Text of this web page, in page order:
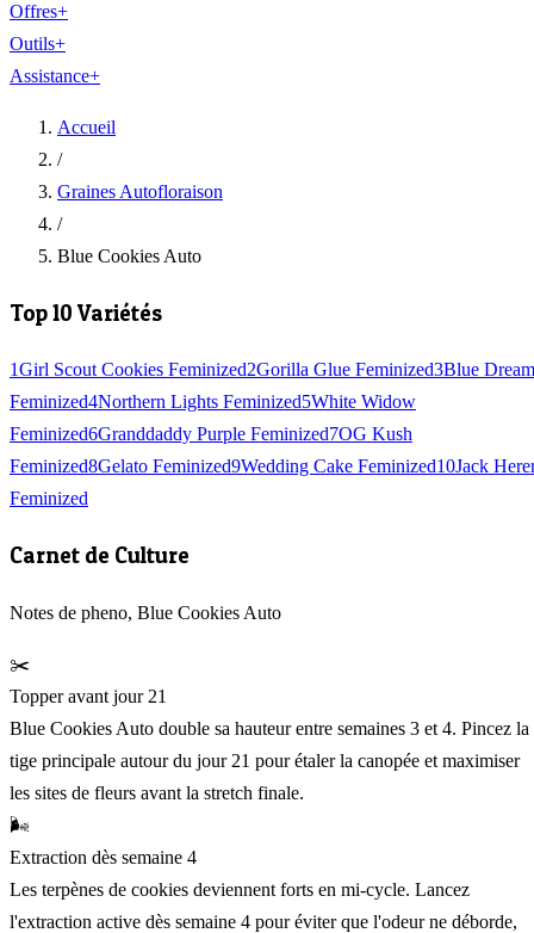
Offres+
Outils+
Assistance+
Accueil
/
Graines Autofloraison
/
Blue Cookies Auto
Top 10 Variétés
1Girl Scout Cookies Feminized2Gorilla Glue Feminized3Blue Dream
Feminized4Northern Lights Feminized5White Widow
Feminized6Granddaddy Purple Feminized7OG Kush
Feminized8Gelato Feminized9Wedding Cake Feminized10Jack
Feminized
Carnet de Culture
Notes de pheno, Blue Cookies Auto
✂️
Topper avant jour 21
Blue Cookies Auto double sa hauteur entre semaines 3 et 4. Pincez la
tige principale autour du jour 21 pour étaler la canopée et maximiser
les sites de fleurs avant la stretch finale.
🌬️
Extraction dès semaine 4
Les terpènes de cookies deviennent forts en mi-cycle. Lancez
l'extraction active dès semaine 4 pour éviter que l'odeur ne déborde,